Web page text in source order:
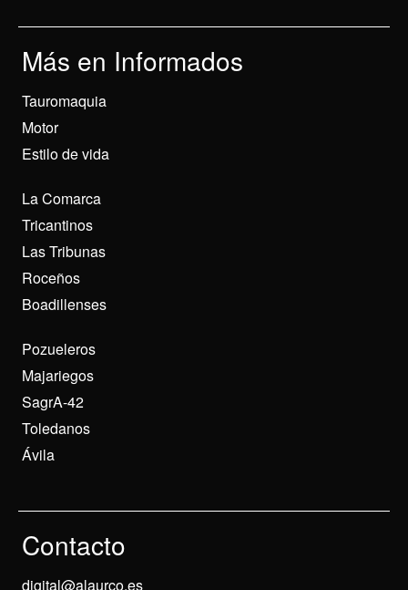
Más en Informados
Tauromaquia
Motor
Estilo de vida
La Comarca
Tricantinos
Las Tribunas
Roceños
Boadillenses
Pozueleros
Majariegos
SagrA-42
Toledanos
Ávila
Contacto
digital@alaurco.es